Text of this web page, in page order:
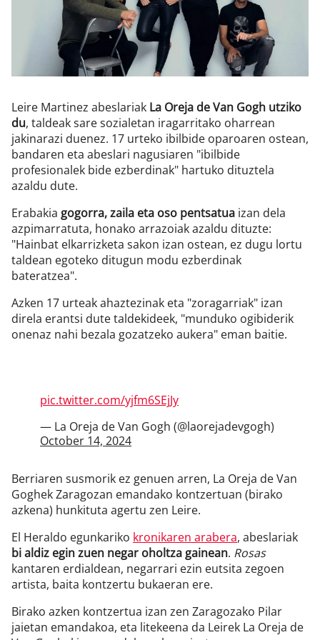
Klisk
Leire Martinez abeslariak La Oreja de Van Gogh utziko
du, taldeak sare sozialetan iragarritako oharrean
jakinarazi duenez. 17 urteko ibilbide oparoaren ostean,
bandaren eta abeslari nagusiaren "ibilbide
profesionalek bide ezberdinak" hartuko dituztela
azaldu dute.
Erabakia gogorra, zaila eta oso pentsatua izan dela
azpimarratuta, honako arrazoiak azaldu dituzte:
"Hainbat elkarrizketa sakon izan ostean, ez dugu lortu
taldean egoteko ditugun modu ezberdinak
bateratzea".
Azken 17 urteak ahaztezinak eta "zoragarriak" izan
direla erantsi dute taldekideek, "munduko ogibiderik
onenaz nahi bezala gozatzeko aukera" eman baitie.
pic.twitter.com/yjfm6SEjJy
— La Oreja de Van Gogh (@laorejadevgogh)
October 14, 2024
Berriaren susmorik ez genuen arren, La Oreja de Van
Goghek Zaragozan emandako kontzertuan (birako
azkena) hunkituta agertu zen Leire.
El Heraldo egunkariko kronikaren arabera, abeslariak
bi aldiz egin zuen negar oholtza gainean. Rosas
kantaren erdialdean, negarrari ezin eutsita zegoen
artista, baita kontzertu bukaeran ere.
Birako azken kontzertua izan zen Zaragozako Pilar
jaietan emandakoa, eta litekeena da Leirek La Oreja de